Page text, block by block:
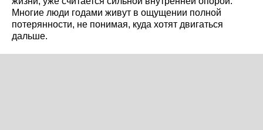
Многие люди годами живут в ощущении полной
потерянности, не понимая, куда хотят двигаться
дальше.